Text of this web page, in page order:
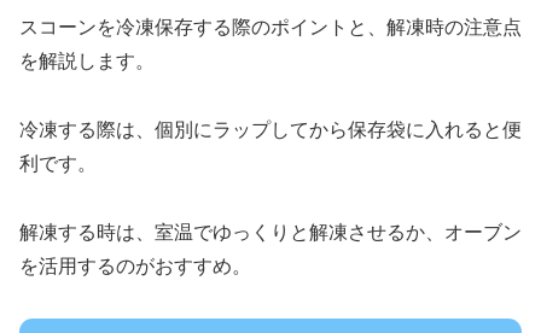
スコーンを冷凍保存する際のポイントと、解凍時の注意点
を解説します。
冷凍する際は、個別にラップしてから保存袋に入れると便
利です。
解凍する時は、室温でゆっくりと解凍させるか、オーブン
を活用するのがおすすめ。